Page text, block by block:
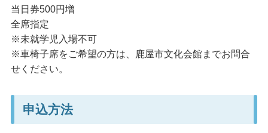
当日券500円増
全席指定
※未就学児入場不可
※車椅子席をご希望の方は、鹿屋市文化会館までお問合
せください。
申込方法